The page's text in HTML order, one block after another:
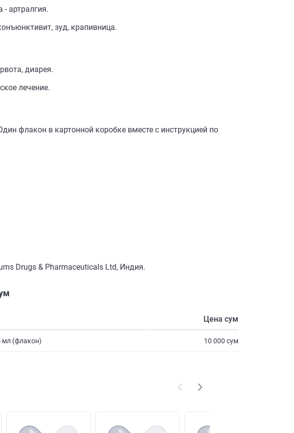
артралгия.
зуд, крапивница.
диарея.
лечение.
флакон в картонной коробке вместе с инструкцией по
Drugs & Pharmaceuticals Ltd, Индия.
Цена сум
мл (флакон) 10 000 сум